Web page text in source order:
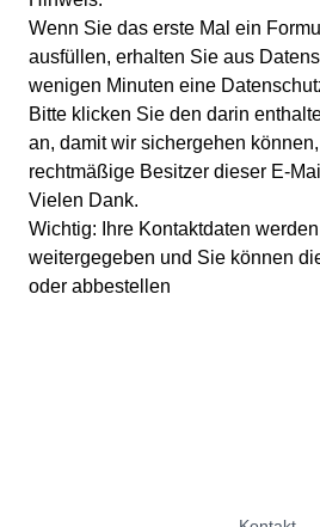
Wenn Sie das erste Mal ein
ausfüllen, erhalten Sie aus
wenigen Minuten eine
Bitte klicken Sie den darin
an, damit wir sichergehen
rechtmäßige Besitzer dieser E-
Vielen Dank.
Wichtig: Ihre Kontaktdaten
weitergegeben und Sie können
oder abbestellen